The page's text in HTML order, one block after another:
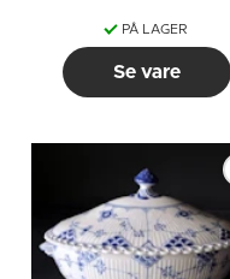
PÅ LAGER
Se vare